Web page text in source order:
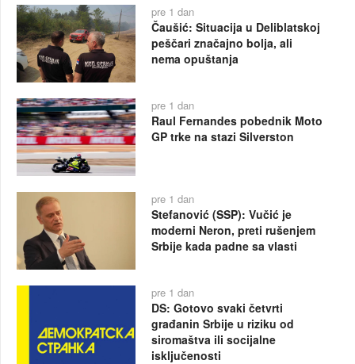
pre 1 dan
Čaušić: Situacija u Deliblatskoj
peščari značajno bolja, ali
nema opuštanja
pre 1 dan
Raul Fernandes pobednik Moto
GP trke na stazi Silverston
pre 1 dan
Stefanović (SSP): Vučić je
moderni Neron, preti rušenjem
Srbije kada padne sa vlasti
pre 1 dan
DS: Gotovo svaki četvrti
građanin Srbije u riziku od
siromaštva ili socijalne
isključenosti